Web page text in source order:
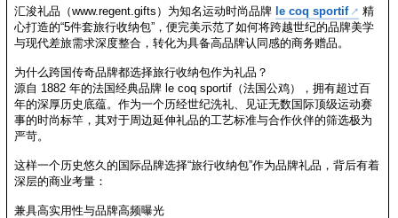
汇浚礼品（www.regent.gifts）为知名运动时尚品牌 le coq sportif
精
心打造的“5件套旅行收纳包”，便完美示范了如何将跨越世纪的品牌美学
与现代差旅需求深度整合，转化为具备高品牌认同感的商务赠品。
为什么跨国传奇品牌都选择旅行收纳包作为礼品？
源自 1882 年的法国经典品牌 le coq sportif（法国公鸡），拥有超过百
年的深厚历史底蕴。作为一个历经世纪洗礼、见证无数国际顶级运动赛
事的时尚标竿，其对于周边延伸礼品的工艺标准与合作伙伴的筛选极为
严苛。
这样一个历史悠久的国际品牌选择“旅行收纳包”作为品牌礼品，背后有着
深层的商业考量：
兼具高实用性与品牌高频曝光